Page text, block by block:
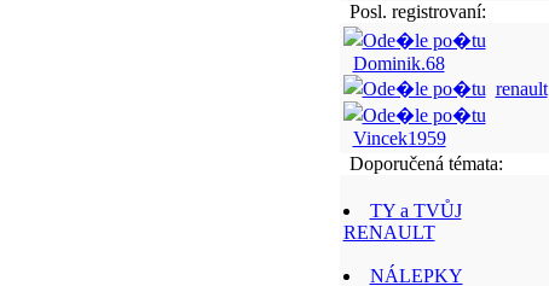
Posl. registrovaní:
Dominik.68
renault
Vincek1959
Doporučená témata:
TY a TVŮJ
RENAULT
NÁLEPKY